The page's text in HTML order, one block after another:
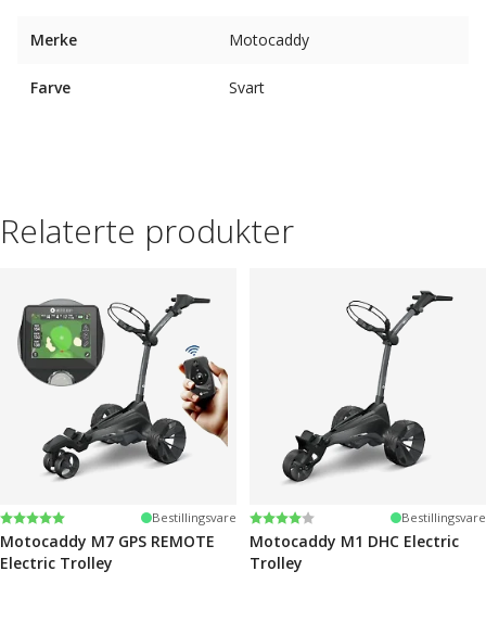
Merke Motocaddy
Farve Svart
Relaterte produkter
Karakter:
5.0 av 5 mulige Bestillingsvare
Motocaddy M7 GPS REMOTE
Electric Trolley
Karakter:
4.0 av 5 mulige Bestillingsvare
Motocaddy M1 DHC Electric
Trolley